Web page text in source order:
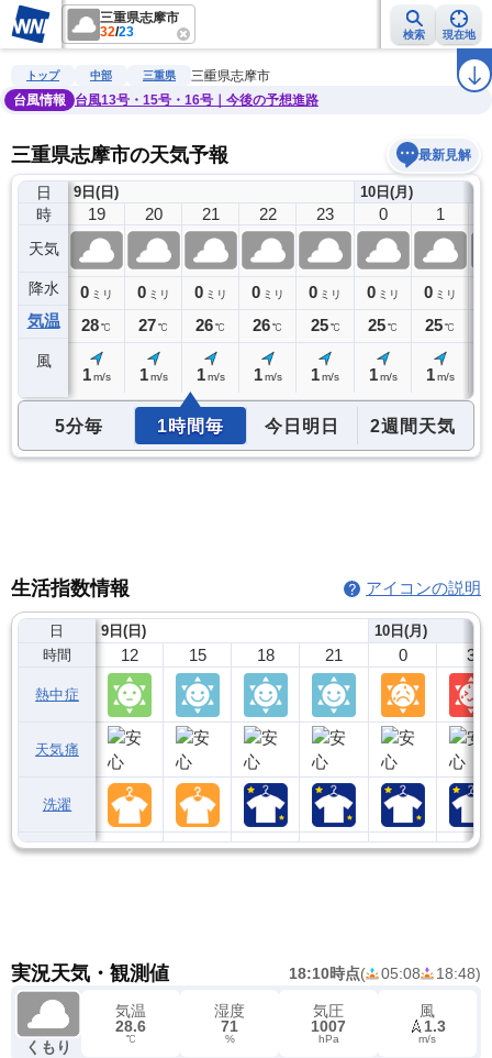
三重県志摩市
32/23 検索 現在地
雨雲レーダー 台風情報 地震情報 ラ
トップ 中部 三重県
三重県志摩市
台風情報
台風13号・15号・16号｜今後の予想進路
三重県志摩市の天気予報 最新見解
日
時
天気
降水
気温
風
9日(日)
18
0ミリ
29℃
19
0 ミリ
28℃
1 m/s
20
0 ミリ
27℃
1 m/s
21
0 ミリ
26℃
1 m/s
22
0 ミリ
26℃
1 m/s
23
0 ミリ
25 ℃
1m/s
10日(月)
0
0 ミリ
25℃
1 m/s
1
0 ミリ
25℃
1 m/s
5分毎 1時間毎 今日明日 2週間天気
生活指数情報 アイコンの説明
日
時間
熱中症
天気痛
洗濯
9日(日)
12 15 18 21
10日(月)
0 3
実況天気・観測値 18:10時点( 05:08 18:48)
くもり
気温
28.6
℃
湿度
71
%
気圧
1007
hPa
風
1.3
m/s